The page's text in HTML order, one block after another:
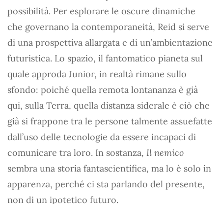
possibilità. Per esplorare le oscure dinamiche
che governano la contemporaneità, Reid si serve
di una prospettiva allargata e di un’ambientazione
futuristica. Lo spazio, il fantomatico pianeta sul
quale approda Junior, in realtà rimane sullo
sfondo: poiché quella remota lontananza è già
qui, sulla Terra, quella distanza siderale è ciò che
già si frappone tra le persone talmente assuefatte
dall’uso delle tecnologie da essere incapaci di
comunicare tra loro. In sostanza, Il nemico
sembra una storia fantascientifica, ma lo è solo in
apparenza, perché ci sta parlando del presente,
non di un ipotetico futuro.